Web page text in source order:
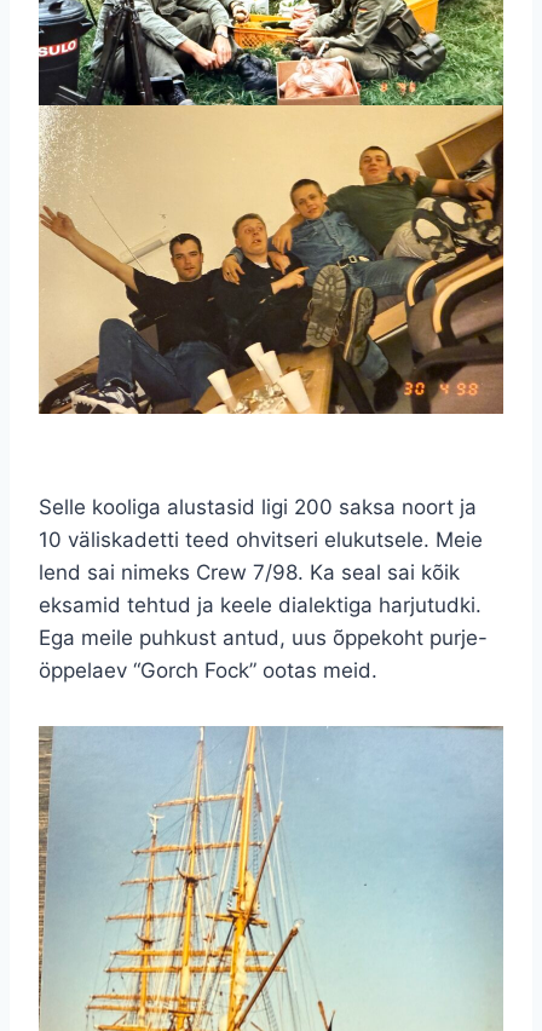
Selle kooliga alustasid ligi 200 saksa noort ja
10 väliskadetti teed ohvitseri elukutsele. Meie
lend sai nimeks Crew 7/98. Ka seal sai kõik
eksamid tehtud ja keele dialektiga harjutudki.
Ega meile puhkust antud, uus õppekoht purje-
öppelaev “Gorch Fock” ootas meid.